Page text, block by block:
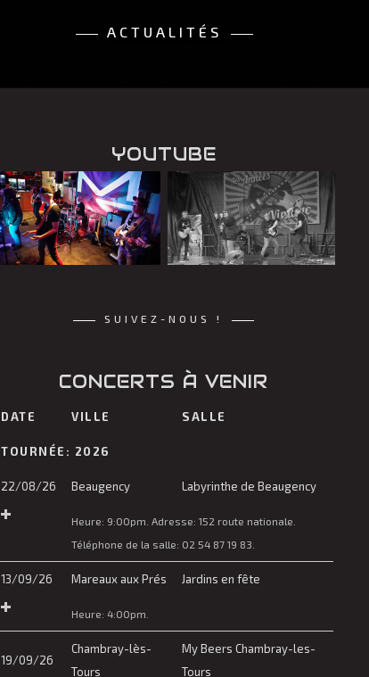
ACTUALITÉS
YOUTUBE
SUIVEZ-NOUS !
CONCERTS À VENIR
DATE VILLE SALLE
TOURNÉE: 2026
22/08/26 Beaugency Labyrinthe de Beaugency
Heure: 9:00pm. Adresse: 152 route nationale
Téléphone de la salle: 02 54 87 19 83.
13/09/26 Mareaux aux Prés Jardins en fête
Heure: 4:00pm.
19/09/26
Chambray-lès-
Tours
My Beers Chambray-les-
Tours